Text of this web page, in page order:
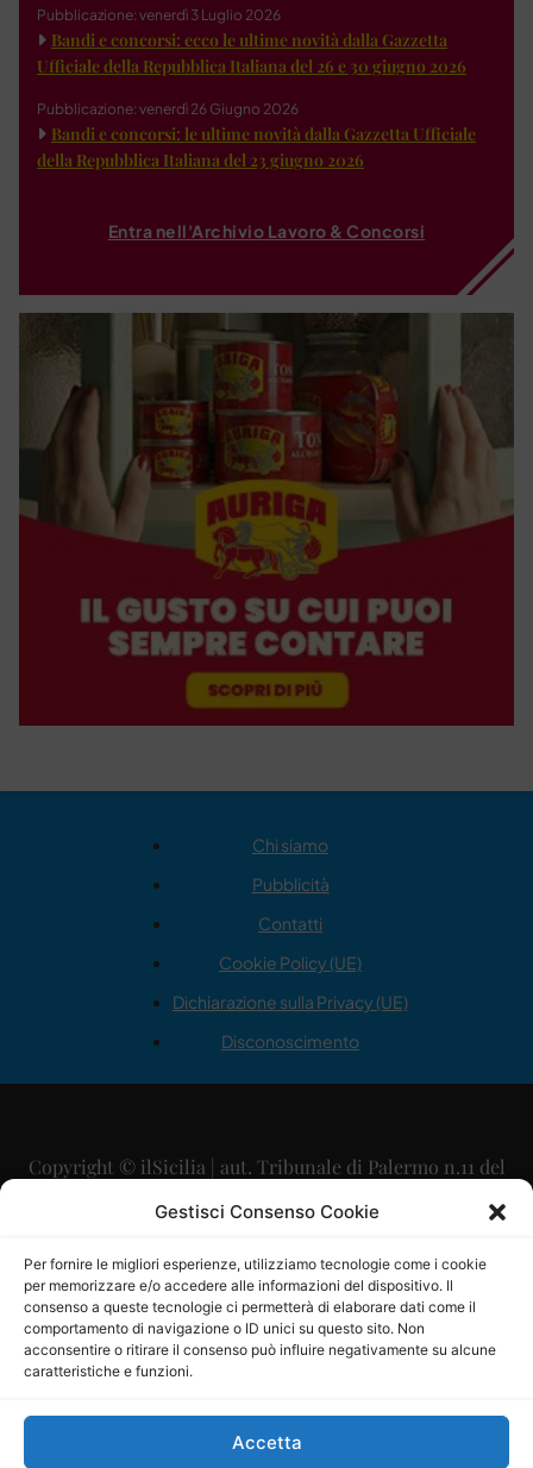
Gestisci Consenso Cookie
Per fornire le migliori esperienze, utilizziamo tecnologie come i cookie
per memorizzare e/o accedere alle informazioni del dispositivo. Il
consenso a queste tecnologie ci permetterà di elaborare dati come il
comportamento di navigazione o ID unici su questo sito. Non
acconsentire o ritirare il consenso può influire negativamente su alcune
caratteristiche e funzioni.
Accetta
Pubblicazione: venerdì 3 Luglio 2026
Bandi e concorsi: ecco le ultime novità dalla Gazzetta
Ufficiale della Repubblica Italiana del 26 e 30 giugno 2026
Pubblicazione: venerdì 26 Giugno 2026
Bandi e concorsi: le ultime novità dalla Gazzetta Ufficiale
della Repubblica Italiana del 23 giugno 2026
Entra nell'Archivio Lavoro & Concorsi
Chi siamo
Pubblicità
Contatti
Cookie Policy (UE)
Dichiarazione sulla Privacy (UE)
Disconoscimento
Copyright © ilSicilia | aut. Tribunale di Palermo n.11 del
29/09/2015
Direttore Editoriale: Maurizio Scaglione
Direttore Responsabile: Maria Calabrese
P.IVA: 06334930820